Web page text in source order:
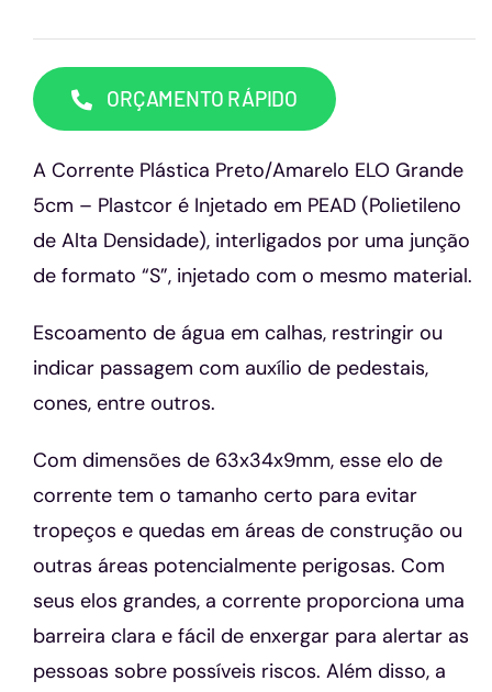
ORÇAMENTO RÁPIDO
A Corrente Plástica Preto/Amarelo ELO Grande
5cm – Plastcor é Injetado em PEAD (Polietileno
de Alta Densidade), interligados por uma junção
de formato “S”, injetado com o mesmo material.
Escoamento de água em calhas, restringir ou
indicar passagem com auxílio de pedestais,
cones, entre outros.
Com dimensões de 63x34x9mm, esse elo de
corrente tem o tamanho certo para evitar
tropeços e quedas em áreas de construção ou
outras áreas potencialmente perigosas. Com
seus elos grandes, a corrente proporciona uma
barreira clara e fácil de enxergar para alertar as
pessoas sobre possíveis riscos. Além disso, a